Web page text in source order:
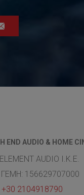
END AUDIO & HOME
ELEMENT AUDIO Ι.Κ.Ε.
ΓΕΜΗ: 156629707000
+30 2104918790